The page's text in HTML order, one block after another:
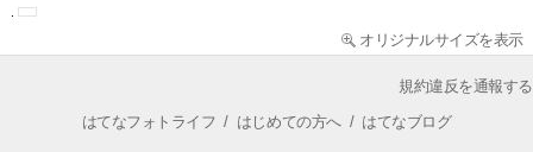
オリジナルサイズを表示
規約違反を通報する
はてなフォトライフ / はじめての方へ/ はてなブログ